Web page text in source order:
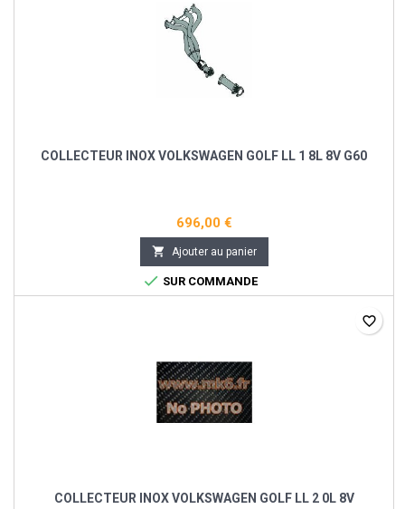
COLLECTEUR INOX VOLKSWAGEN GOLF LL 1 8L 8V G60
696,00 €
 Ajouter au panier
 SUR COMMANDE
COLLECTEUR INOX VOLKSWAGEN GOLF LL 2 0L 8V
favorite_border